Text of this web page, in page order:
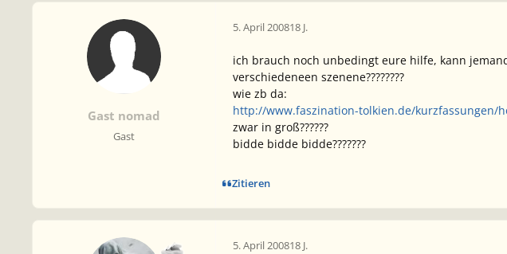
Gast nomad
Gast
5. April 200818 J.
ich brauch noch unbedingt eure hilfe, kann
verschiedeneen szenene????????
wie zb da:
http://www.faszination-tolkien.de/kurzfassungen/
zwar in groß??????
bidde bidde bidde???????
Zitieren
5. April 200818 J.